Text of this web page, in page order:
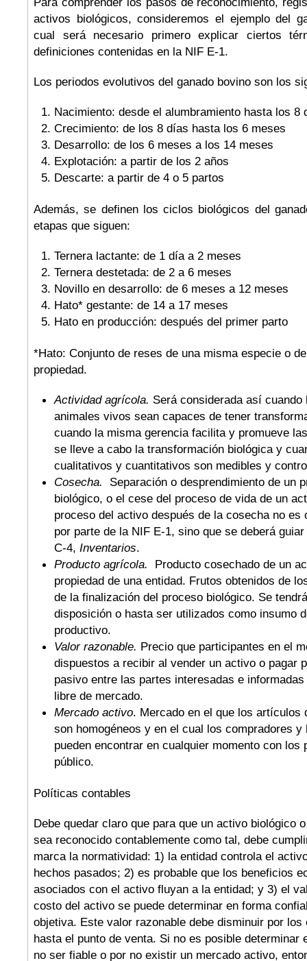
activos biológicos, consideremos el ejemplo del
cual será necesario primero explicar ciertos
definiciones contenidas en la NIF E-1.
Los periodos evolutivos del ganado bovino son los
Nacimiento: desde el alumbramiento hasta los 8
Crecimiento: de los 8 días hasta los 6 meses
Desarrollo: de los 6 meses a los 14 meses
Explotación: a partir de los 2 años
Descarte: a partir de 4 o 5 partos
Además, se definen los ciclos biológicos del
etapas que siguen:
Ternera lactante: de 1 día a 2 meses
Ternera destetada: de 2 a 6 meses
Novillo en desarrollo: de 6 meses a 12 meses
Hato* gestante: de 14 a 17 meses
Hato en producción: después del primer parto
*Hato: Conjunto de reses de una misma especie o
propiedad.
Actividad agrícola. Será considerada así
animales vivos sean capaces de tener
cuando la misma gerencia facilita y promueve
se lleve a cabo la transformación biológica y
cualitativos y cuantitativos son medibles y
Cosecha. Separación o desprendimiento de un
biológico, o el cese del proceso de vida de un
proceso del activo después de la cosecha no es
por parte de la NIF E-1, sino que se deberá
C-4, Inventarios.
Producto agrícola. Producto cosechado de un
propiedad de una entidad. Frutos obtenidos de
de la finalización del proceso biológico. Se
disposición o hasta ser utilizados como insumo
productivo.
Valor razonable. Precio que participantes en el
dispuestos a recibir al vender un activo o pagar
pasivo entre las partes interesadas e
libre de mercado.
Mercado activo. Mercado en el que los artículos
son homogéneos y en el cual los compradores y
pueden encontrar en cualquier momento con los
público.
Políticas contables
Debe quedar claro que para que un activo biológico
sea reconocido contablemente como tal, debe
marca la normatividad: 1) la entidad controla el
hechos pasados; 2) es probable que los beneficios
asociados con el activo fluyan a la entidad; y 3) el
costo del activo se puede determinar en forma
objetiva. Este valor razonable debe disminuir por
hasta el punto de venta. Si no es posible determinar
no ser fiable o por no existir un mercado activo,